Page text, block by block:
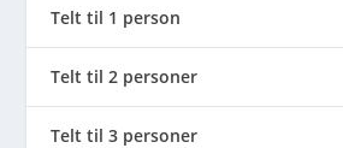
Telt til 1 person
Telt til 2 personer
Telt til 3 personer